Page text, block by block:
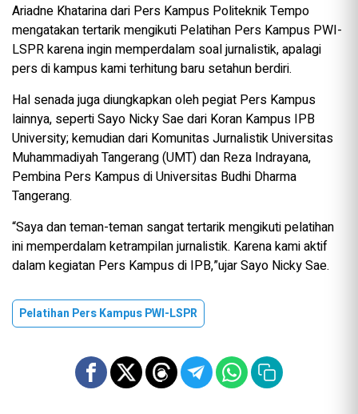
Ariadne Khatarina dari Pers Kampus Politeknik Tempo
mengatakan tertarik mengikuti Pelatihan Pers Kampus PWI-
LSPR karena ingin memperdalam soal jurnalistik, apalagi
pers di kampus kami terhitung baru setahun berdiri.
Hal senada juga diungkapkan oleh pegiat Pers Kampus
lainnya, seperti Sayo Nicky Sae dari Koran Kampus IPB
University; kemudian dari Komunitas Jurnalistik Universitas
Muhammadiyah Tangerang (UMT) dan Reza Indrayana,
Pembina Pers Kampus di Universitas Budhi Dharma
Tangerang.
“Saya dan teman-teman sangat tertarik mengikuti pelatihan
ini memperdalam ketrampilan jurnalistik. Karena kami aktif
dalam kegiatan Pers Kampus di IPB,”ujar Sayo Nicky Sae.
Pelatihan Pers Kampus PWI-LSPR